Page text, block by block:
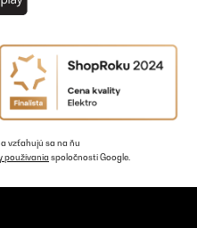
14/11/2022
Fernbedienung ist mir ein
vzťahujú sa na ňu
používania spoločnosti Google.